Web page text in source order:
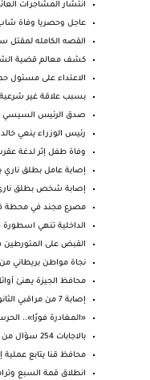
انتشار المشاجرات
عاجل وحصريا وفاة
القصه الكامله لمقتل
كشف معالم قضية الشاب
الاعتداء على مسئول
بسبب علاقة غير
صدق الرئيس السيسي
رئيس الوزراء ينعي
وفاة طفل إثر لدغة
إصابة عامل بطلق
إصابة شخص بطلق
مصرع مجند في محطة
الداخلية تنهي اسطورة «حسن
القبض على المتورطين
نجاة مواطن بريطاني
محافظ الجيزة يهنئ
إصابة 7 من مراقبي الثانوية العامة في حادث ميكروباص...
«المغادرة فورًا»..
بالاجابات 254 سؤال من توقعات الجمهورية فى اللغة ال...
محافظ قنا يتابع عملية
انطلاق قمة السبع